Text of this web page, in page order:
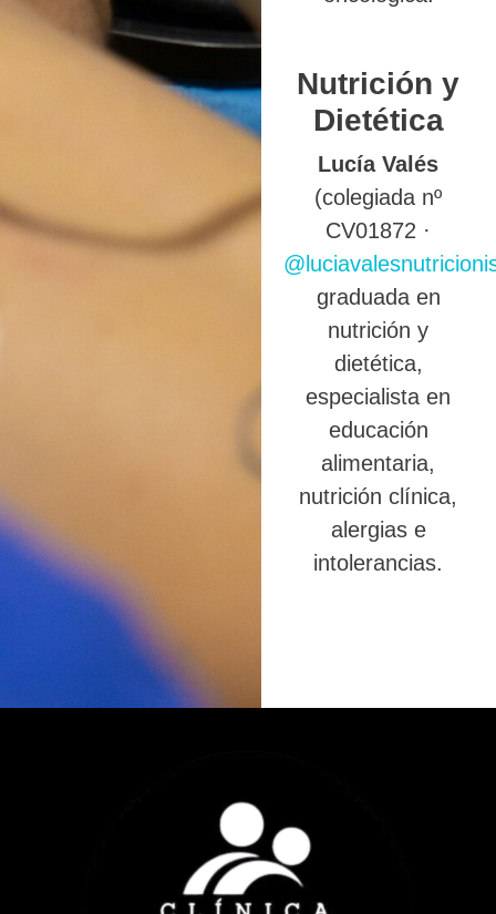
Nutrición y
Dietética
Lucía Valés
(colegiada nº
CV01872 ·
graduada en
nutrición y
dietética,
especialista en
educación
alimentaria,
nutrición clínica,
alergias e
intolerancias.